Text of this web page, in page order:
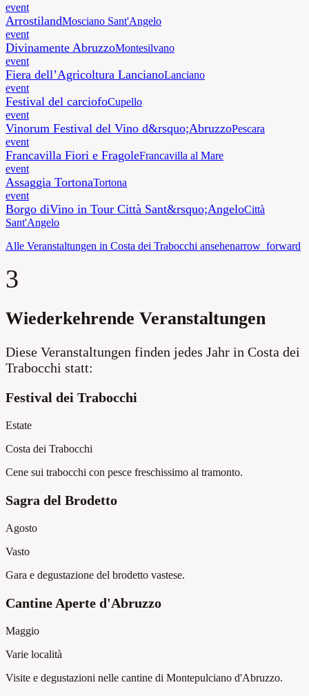
event
ArrostilandMosciano Sant'Angelo
event
Divinamente AbruzzoMontesilvano
event
Fiera dell’Agricoltura LancianoLanciano
event
Festival del carciofoCupello
event
Vinorum Festival del Vino d&rsquo;AbruzzoPescara
event
Francavilla Fiori e FragoleFrancavilla al Mare
event
Assaggia TortonaTortona
event
Borgo diVino in Tour Città Sant&rsquo;AngeloCittà
Sant'Angelo
Alle Veranstaltungen in Costa dei Trabocchi ansehenarrow_forward
3
Wiederkehrende Veranstaltungen
Diese Veranstaltungen finden jedes Jahr in Costa dei
Trabocchi statt:
Festival dei Trabocchi
Estate
Costa dei Trabocchi
Cene sui trabocchi con pesce freschissimo al tramonto.
Sagra del Brodetto
Agosto
Vasto
Gara e degustazione del brodetto vastese.
Cantine Aperte d'Abruzzo
Maggio
Varie località
Visite e degustazioni nelle cantine di Montepulciano d'Abruzzo.